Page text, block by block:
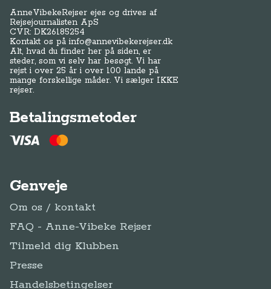
AnneVibekeRejser ejes og drives af
Rejsejournalisten ApS
CVR: DK26185254
Kontakt os påinfo@annevibekerejser.dk
Alt, hvad du finder her på siden, er
steder, som vi selv har besøgt. Vi har
rejst i over 25 år i over 100 lande på
mange forskellige måder. Vi sælger IKKE
rejser.
Betalingsmetoder
Genveje
Om os / kontakt
FAQ - Anne-Vibeke Rejser
Tilmeld dig Klubben
Presse
Handelsbetingelser